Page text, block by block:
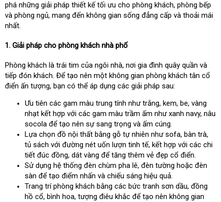
phá những giải pháp thiết kế tối ưu cho phòng khách, phòng bếp
và phòng ngủ, mang đến không gian sống đẳng cấp và thoải mái
nhất.
1. Giải pháp cho phòng khách nhà phố
Phòng khách là trái tim của ngôi nhà, nơi gia đình quây quần và
tiếp đón khách. Để tạo nên một không gian phòng khách tân cổ
điển ấn tượng, bạn có thể áp dụng các giải pháp sau:
Ưu tiên các gam màu trung tính như trắng, kem, be, vàng
nhạt kết hợp với các gam màu trầm ấm như xanh navy, nâu
socola để tạo nên sự sang trọng và ấm cúng.
Lựa chọn đồ nội thất bằng gỗ tự nhiên như sofa, bàn trà,
tủ sách với đường nét uốn lượn tinh tế, kết hợp với các chi
tiết đúc đồng, dát vàng để tăng thêm vẻ đẹp cổ điển.
Sử dụng hệ thống đèn chùm pha lê, đèn tường hoặc đèn
sàn để tạo điểm nhấn và chiếu sáng hiệu quả.
Trang trí phòng khách bằng các bức tranh sơn dầu, đồng
hồ cổ, bình hoa, tượng điêu khắc để tạo nên không gian